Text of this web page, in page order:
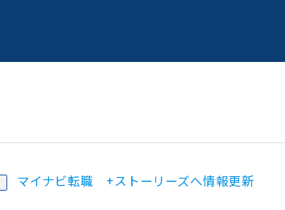
マイナビ転職 +ストーリーズへ情報更新